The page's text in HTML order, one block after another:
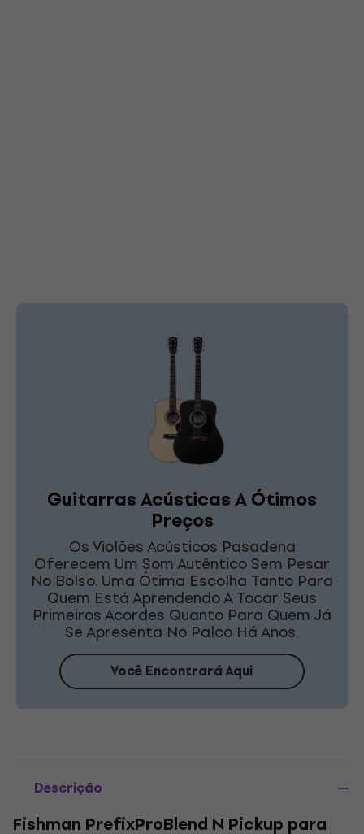
Guitarras Acústicas A Ótimos
Preços
Os Violões Acústicos Pasadena
Oferecem Um Som Autêntico Sem Pesar
No Bolso. Uma Ótima Escolha Tanto Para
Quem Está Aprendendo A Tocar Seus
Primeiros Acordes Quanto Para Quem Já
Se Apresenta No Palco Há Anos.
Você Encontrará Aqui
Descrição
Fishman PrefixProBlend N Pickup para